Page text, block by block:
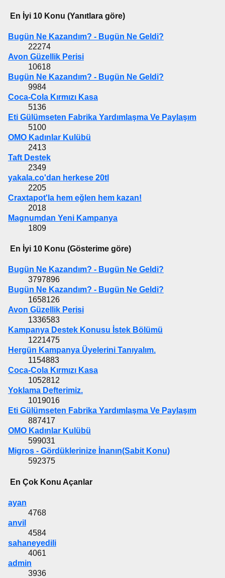
En İyi 10 Konu (Yanıtlara göre)
Bugün Ne Kazandım? - Bugün Ne Geldi?
22274
Avon Güzellik Perisi
10618
Bugün Ne Kazandım? - Bugün Ne Geldi?
9984
Coca-Cola Kırmızı Kasa
5136
Eti Gülümseten Fabrika Yardımlaşma Ve Paylaşım
5100
OMO Kadınlar Kulübü
2413
Taft Destek
2349
yakala.co'dan herkese 20tl
2205
Craxtapot'la hem eğlen hem kazan!
2018
Magnumdan Yeni Kampanya
1809
En İyi 10 Konu (Gösterime göre)
Bugün Ne Kazandım? - Bugün Ne Geldi?
3797896
Bugün Ne Kazandım? - Bugün Ne Geldi?
1658126
Avon Güzellik Perisi
1336583
Kampanya Destek Konusu İstek Bölümü
1221475
Hergün Kampanya Üyelerini Tanıyalım.
1154883
Coca-Cola Kırmızı Kasa
1052812
Yoklama Defterimiz.
1019016
Eti Gülümseten Fabrika Yardımlaşma Ve Paylaşım
887417
OMO Kadınlar Kulübü
599031
Migros - Gördüklerinize İnanın(Sabit Konu)
592375
En Çok Konu Açanlar
ayan
4768
anvil
4584
sahaneyedili
4061
admin
3936